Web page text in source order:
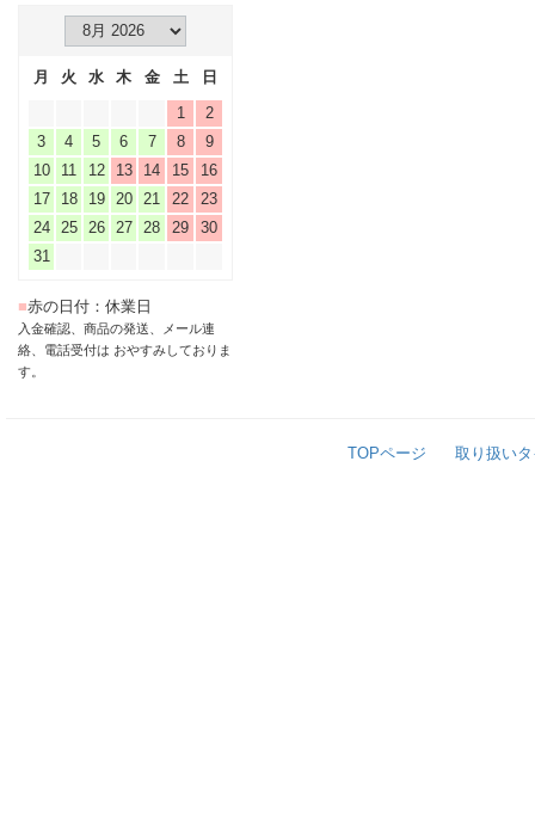
月 火 水 木 金 土
日
1
2
3
4 5 6 7 8
9
10
11 12 13 14 15
16
17
18 19 20 21 22
23
24
25 26 27 28 29
30
31
■赤の日付：休業日
入金確認、商品の発送、メール連
絡、電話受付は おやすみしておりま
す。
TOPページ 取り扱い